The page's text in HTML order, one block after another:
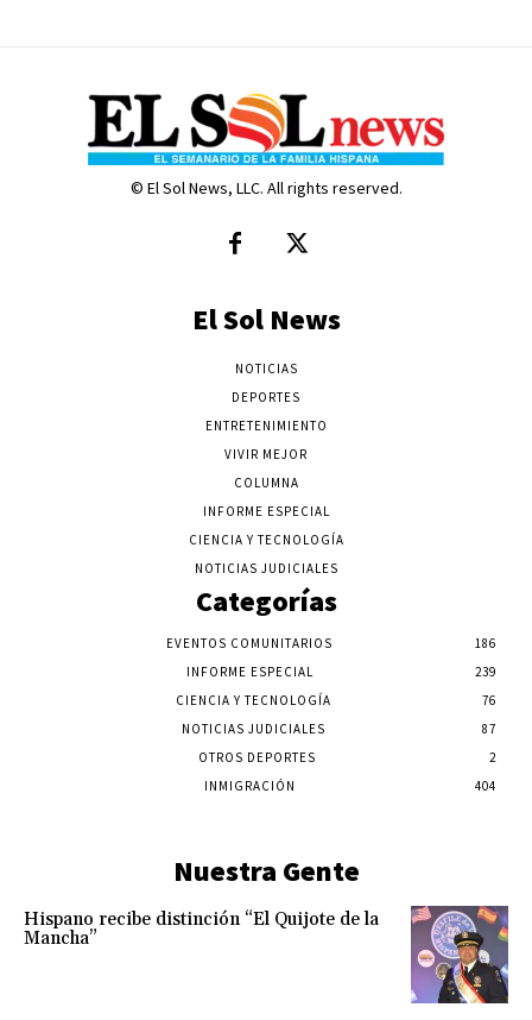
© El Sol News, LLC. All rights reserved.
El Sol News
NOTICIAS
DEPORTES
ENTRETENIMIENTO
VIVIR MEJOR
COLUMNA
INFORME ESPECIAL
CIENCIA Y TECNOLOGÍA
NOTICIAS JUDICIALES
Categorías
EVENTOS COMUNITARIOS
186
INFORME ESPECIAL
239
CIENCIA Y TECNOLOGÍA
76
NOTICIAS JUDICIALES
87
OTROS DEPORTES
2
INMIGRACIÓN
404
Nuestra Gente
Hispano recibe distinción “El Quijote de la
Mancha”